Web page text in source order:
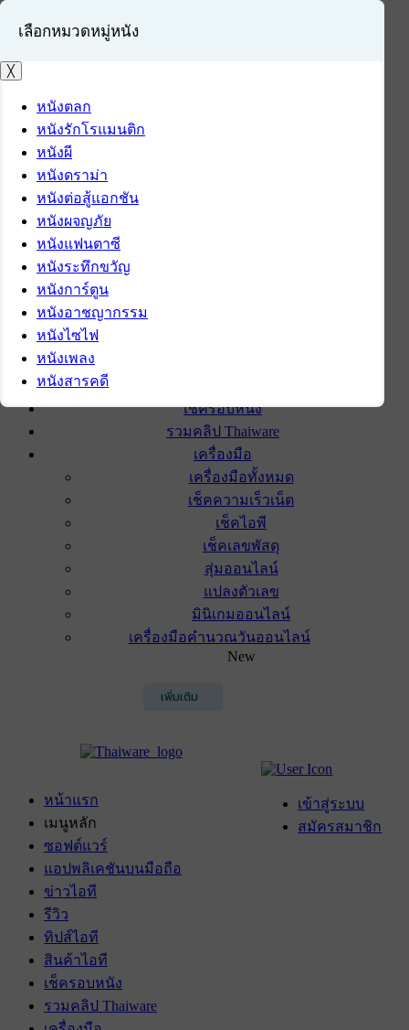
เข้าสู่ระบบ
สมัครสมาชิก
เช็ครอบหนัง
รวมคลิป Thaiware
เครื่องมือ
เครื่องมือทั้งหมด
เช็คความเร็วเน็ต
เช็คไอพี
เช็คเลขพัสดุ
สุ่มออนไลน์
แปลงตัวเลข
มินิเกมออนไลน์
เครื่องมือคำนวณวันออนไลน์
New
เพิ่มเติม
เข้าสู่ระบบ
สมัครสมาชิก
หน้าแรก
เมนูหลัก
ซอฟต์แวร์
แอปพลิเคชันบนมือถือ
ข่าวไอที
รีวิว
ทิปส์ไอที
สินค้าไอที
เช็ครอบหนัง
รวมคลิป Thaiware
เลือกหมวดหมู่หนัง
╳
หนังตลก
หนังรักโรแมนติก
หนังผี
หนังดราม่า
หนังต่อสู้แอกชัน
หนังผจญภัย
หนังแฟนตาซี
หนังระทึกขวัญ
หนังการ์ตูน
หนังอาชญากรรม
หนังไซไฟ
หนังเพลง
หนังสารคดี